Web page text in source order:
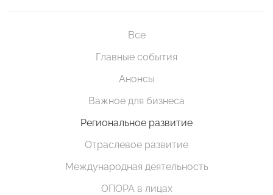
Все
Главные события
Анонсы
Важное для бизнеса
Региональное развитие
Отраслевое развитие
Международная деятельность
ОПОРА в лицах